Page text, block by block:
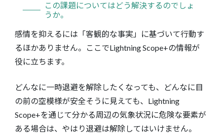
この課題についてはどう解決するのでしょ
うか。
感情を抑えるには「客観的な事実」に基づいて行動す
るほかありません。ここでLightning Scope+の情報が
役に立ちます。
どんなに一時退避を解除したくなっても、どんなに目
の前の空模様が安全そうに見えても、Lightning
Scope+を通じて分かる周辺の気象状況に危険な要素が
ある場合は、やはり退避は解除してはいけません。